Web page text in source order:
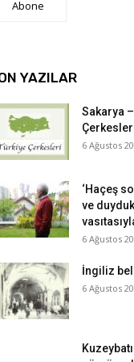
Abone
YAZILAR
Sakarya
6 Ağustos
‘Haçeş
ve
6 Ağustos
İngiliz
6 Ağustos